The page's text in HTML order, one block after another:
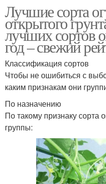
Лучшие сорта
открытого
лучших сортов
год – свежий
Классификация сортов
Чтобы не ошибиться с
каким признакам они
По назначению
По такому признаку сорта
группы: